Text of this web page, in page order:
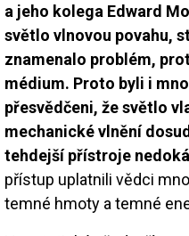
a jeho kolega Edward
světlo vlnovou povahu,
znamenalo problém,
médium. Proto byli i
přesvědčeni, že světlo
mechanické vlnění
tehdejší přístroje
přístup uplatnili vědci
temné hmoty a temné